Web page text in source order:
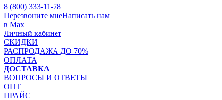
8 (800) 333-11-78
Перезвоните мнеНаписать нам
в Max
Личный кабинет
СКИДКИ
РАСПРОДАЖА ДО 70%
ОПЛАТА
ДОСТАВКА
ВОПРОСЫ И ОТВЕТЫ
ОПТ
ПРАЙС